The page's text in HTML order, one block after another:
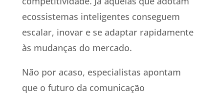
ecossistemas inteligentes conseguem
escalar, inovar e se adaptar rapidamente
às mudanças do mercado.
Não por acaso, especialistas apontam
que o futuro da comunicação